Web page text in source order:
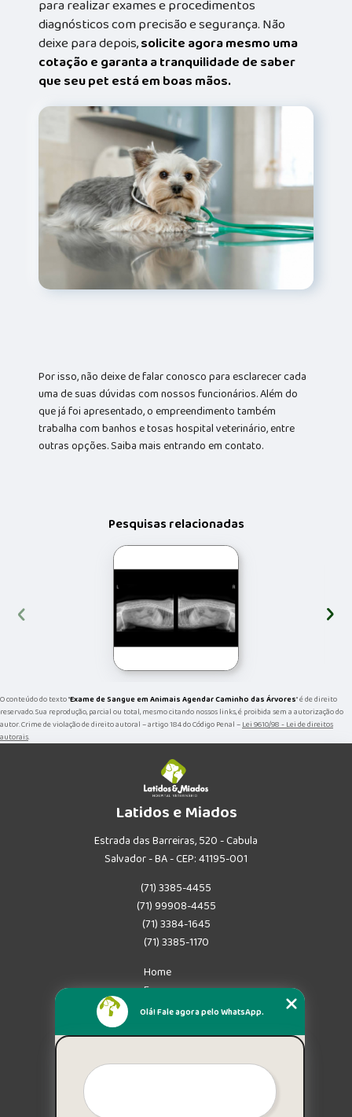
para realizar exames e procedimentos
diagnósticos com precisão e segurança. Não
deixe para depois,solicite agora mesmo uma
cotação e garanta a tranquilidade de saber
que seu pet está em boas mãos.
Por isso, não deixe de falar conosco para esclarecer cada
uma de suas dúvidas com nossos funcionários. Além do
que já foi apresentado, o empreendimento também
trabalha com banhos e tosas hospital veterinário, entre
outras opções. Saiba mais entrando em contato.
Pesquisas relacionadas
‹ ›
O conteúdo do texto "Exame de Sangue em Animais Agendar Caminho das Árvores" é de direito
reservado. Sua reprodução, parcial ou total, mesmo citando nossos links, é proibida sem a autorização do
autor. Crime de violação de direito autoral – artigo 184 do Código Penal –Lei 9610/98 - Lei de direitos
autorais.
Latidos e Miados
Estrada das Barreiras, 520 - Cabula
Salvador - BA - CEP: 41195-001
(71) 3385-4455
(71) 99908-4455
(71) 3384-1645
(71) 3385-1170
Home
Empresa
Missão
Mapa do site
Olá! Fale agora pelo WhatsApp.